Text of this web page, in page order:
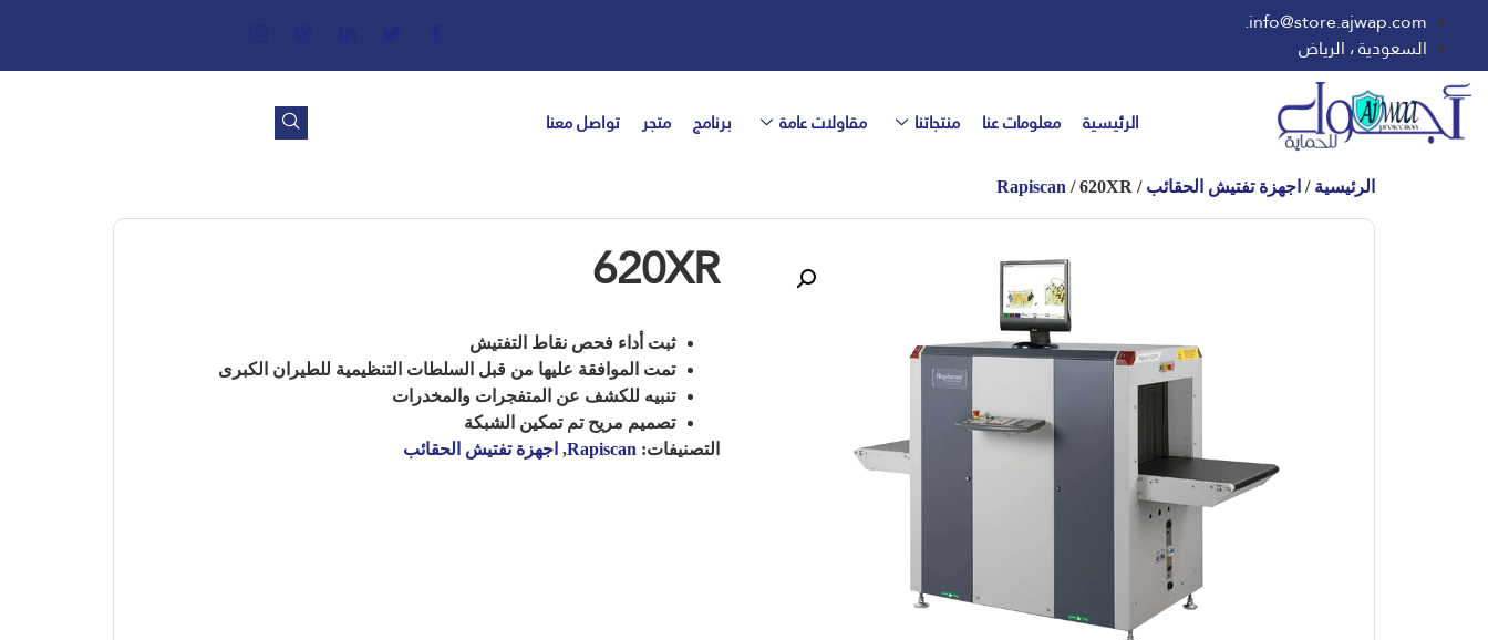
info@store.ajwap.com.
السعودية ، الرياض
الرئيسية معلومات عنا منتجاتنا مقاولات عامة برنامج متجر تواصل معنا
الرئيسية / اجهزة تفتيش الحقائب /
Rapiscan / 620XR
620XR
ثبت أداء فحص نقاط التفتيش
تمت الموافقة عليها من قبل السلطات التنظيمية للطيران الكبرى
تنبيه للكشف عن المتفجرات والمخدرات
تصميم مريح تم تمكين الشبكة
التصنيفات: Rapiscan
, اجهزة تفتيش الحقائب